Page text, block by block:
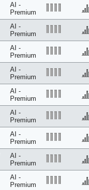
AI -
Premium
AI -
Premium
AI -
Premium
AI -
Premium
AI -
Premium
AI -
Premium
AI -
Premium
AI -
Premium
AI -
Premium